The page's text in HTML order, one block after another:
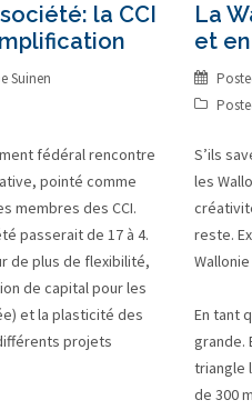
la CCI
Suinen
fédéral rencontre
pointé comme
membres des CCI.
passerait de 17 à 4.
de plus de flexibilité,
de capital pour les
et la plasticité des
projets
La
et
S’ils
les
reste.
En tant
grande.
triangle
de 300